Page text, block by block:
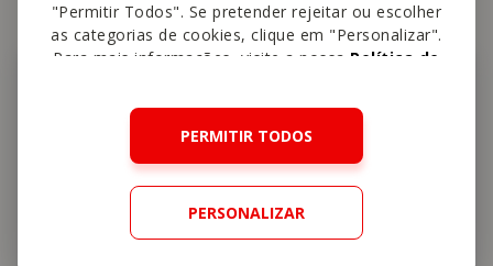
"Permitir Todos". Se pretender rejeitar ou escolher
as categorias de cookies, clique em "Personalizar".
Para mais informações, visite a nossa Política de
PERMITIR TODOS
PERSONALIZAR